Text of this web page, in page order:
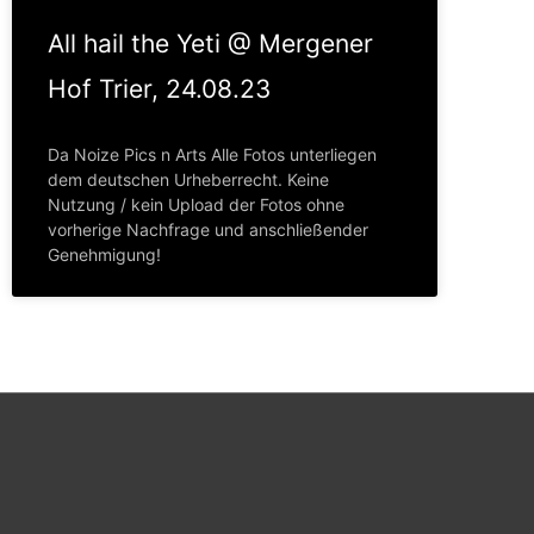
All hail the Yeti @ Mergener
Hof Trier, 24.08.23
Da Noize Pics n Arts Alle Fotos unterliegen
dem deutschen Urheberrecht. Keine
Nutzung / kein Upload der Fotos ohne
vorherige Nachfrage und anschließender
Genehmigung!